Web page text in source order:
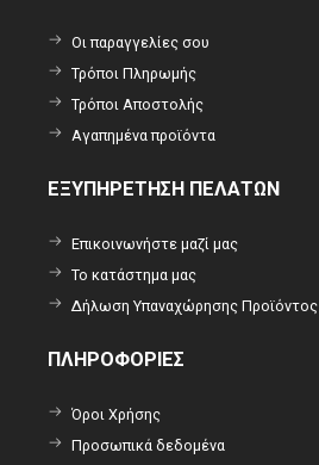
Οι παραγγελίες σου
Τρόποι Πληρωμής
Τρόποι Αποστολής
Αγαπημένα προϊόντα
ΕΞΥΠΗΡΕΤΗΣΗ ΠΕΛΑΤΩΝ
Επικοινωνήστε μαζί μας
Το κατάστημα μας
Δήλωση Υπαναχώρησης Προϊόντος
ΠΛΗΡΟΦΟΡΙΕΣ
Όροι Χρήσης
Προσωπικά δεδομένα